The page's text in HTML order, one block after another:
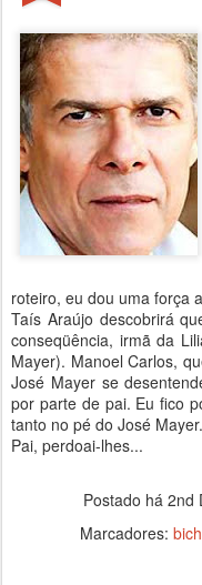
roteiro, eu dou uma força
Taís Araújo descobrirá
conseqüência, irmã da
Mayer). Manoel Carlos,
José Mayer se
por parte de pai. Eu fico
tanto no pé do José Mayer.
Pai, perdoai-lhes...
Postado há 2nd
Marcadores: